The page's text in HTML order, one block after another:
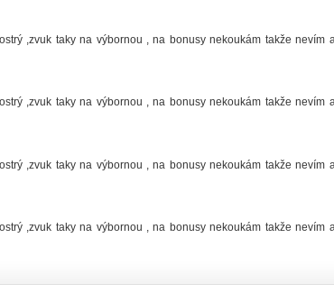
,zvuk taky na výbornou , na bonusy nekoukám takže nevím
,zvuk taky na výbornou , na bonusy nekoukám takže nevím
,zvuk taky na výbornou , na bonusy nekoukám takže nevím
,zvuk taky na výbornou , na bonusy nekoukám takže nevím